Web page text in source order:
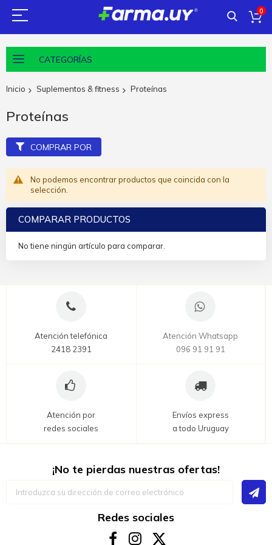
0
CATEGORÍAS
Inicio Suplementos & fitness Proteínas
Proteínas
No podemos encontrar productos que coincida con la
selección.
COMPRAR POR
COMPARAR PRODUCTOS
No tiene ningún artículo para comparar.
Atención telefónica
2418 2391
Atención Whatsapp
096 91 91 91
Atención por
redes sociales
Envíos express
a todo Uruguay
¡No te pierdas nuestras ofertas!
Redes sociales